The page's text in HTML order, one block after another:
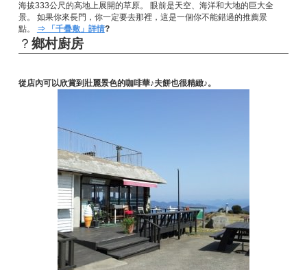
海拔333公尺的高地上展開的草原。 眼前是天空、海洋和大地的巨大全
景。 如果你來長門，你一定要去那裡，這是一個你不能錯過的推薦景
點。 ⇒ 「千疊敷」詳情?
？ 鄉村廚房
從店內可以欣賞到壯麗景色的咖啡華♪夫餅也很精緻♪。